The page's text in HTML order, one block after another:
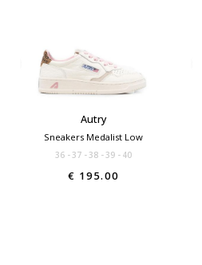
Autry
Sneakers Medalist Low
36 37 38 39 40
€ 195.00